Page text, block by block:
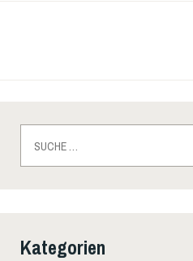
nach:
Kategorien